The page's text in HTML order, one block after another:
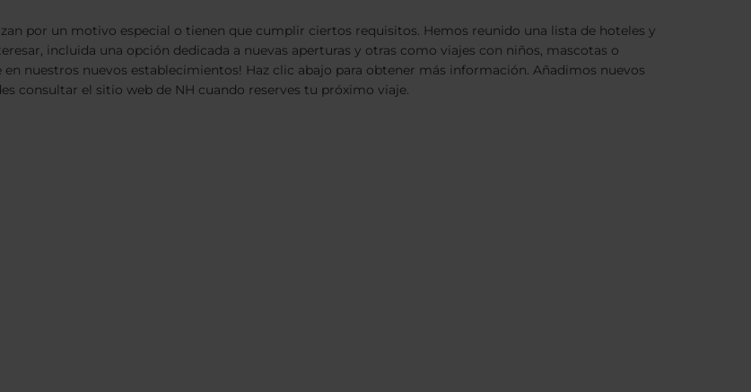
por un motivo especial o tienen que cumplir ciertos requisitos. Hemos reunido una lista de hoteles y
incluida una opción dedicada a nuevas aperturas y otras como viajes con niños, mascotas o
nuestros nuevos establecimientos! Haz clic abajo para obtener más información. Añadimos nuevos
consultar el sitio web de NH cuando reserves tu próximo viaje.